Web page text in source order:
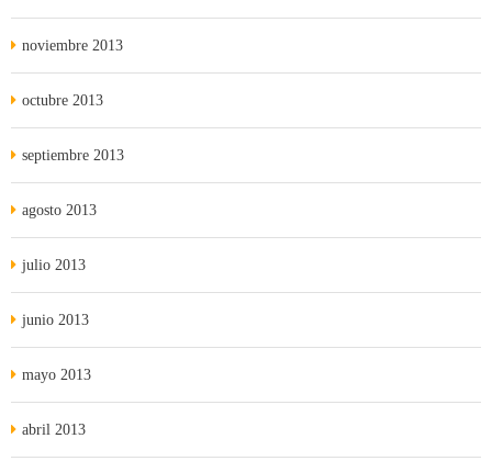
noviembre 2013
octubre 2013
septiembre 2013
agosto 2013
julio 2013
junio 2013
mayo 2013
abril 2013